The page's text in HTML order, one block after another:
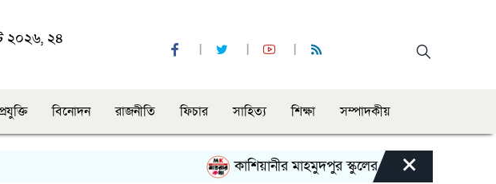
২০২৬, ২৪
বিনোদন রাজনীতি ফিচার সাহিত্য শিক্ষা সম্পাদকীয়
কাশিয়ানীর মাহমুদপুর স্কুলের সভাপতি হলেন গোবিন্দ
×